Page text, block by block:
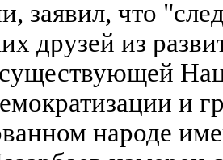
заявил, что
друзей из
и
народе